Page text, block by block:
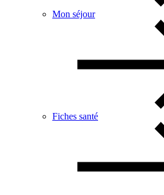
Mon séjour
Fiches santé